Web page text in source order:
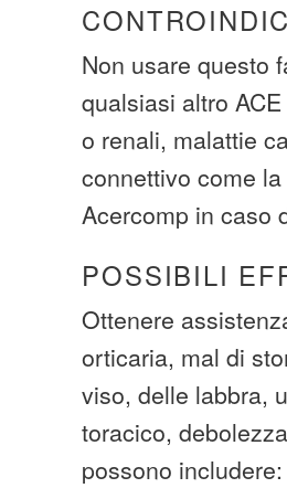
Non usare questo
qualsiasi altro
o renali, malattie
connettivo come
Acercomp in caso
POSSIBILI
Ottenere
orticaria, mal di
viso, delle labbra,
toracico,
possono